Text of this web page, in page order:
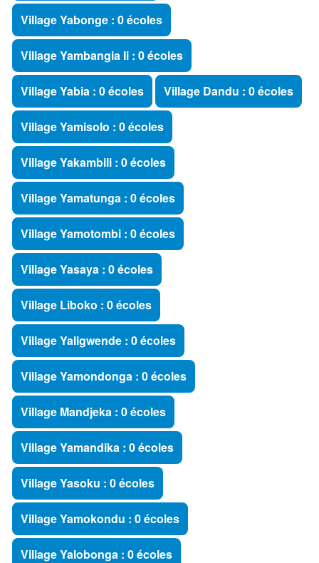
Village Yabonge : 0 écoles
Village Yambangia Ii : 0 écoles
Village Yabia : 0 écoles Village Dandu : 0 écoles
Village Yamisolo : 0 écoles
Village Yakambili : 0 écoles
Village Yamatunga : 0 écoles
Village Yamotombi : 0 écoles
Village Yasaya : 0 écoles
Village Liboko : 0 écoles
Village Yaligwende : 0 écoles
Village Yamondonga : 0 écoles
Village Mandjeka : 0 écoles
Village Yamandika : 0 écoles
Village Yasoku : 0 écoles
Village Yamokondu : 0 écoles
Village Yalobonga : 0 écoles